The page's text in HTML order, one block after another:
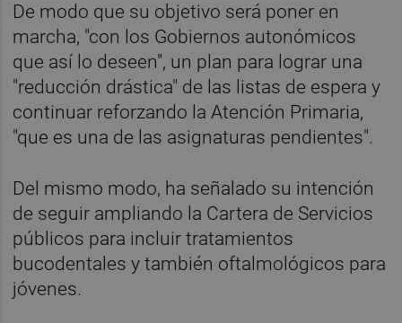
De modo que su objetivo será poner en
marcha, "con los Gobiernos autonómicos
que así lo deseen", un plan para lograr una
"reducción drástica" de las listas de espera y
continuar reforzando la Atención Primaria,
"que es una de las asignaturas pendientes".
Del mismo modo, ha señalado su intención
de seguir ampliando la Cartera de Servicios
públicos para incluir tratamientos
bucodentales y también oftalmológicos para
jóvenes.